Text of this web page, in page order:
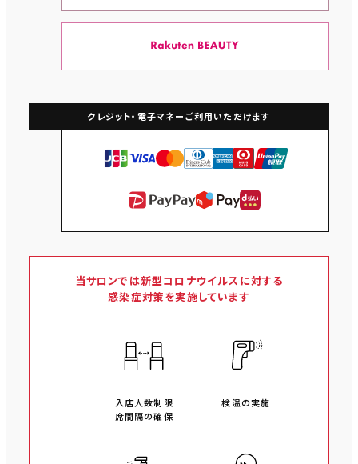
クレジット・電子マネーご利用いただけます
当サロンでは新型コロナウイルスに対する
感染症対策を実施しています
入店人数制限
席間隔の確保
検温の実施